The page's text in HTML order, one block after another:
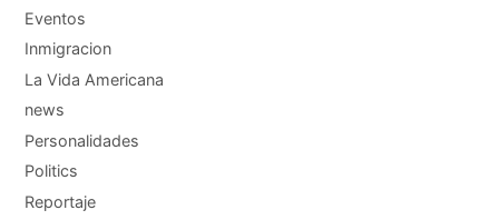
Eventos
Inmigracion
La Vida Americana
news
Personalidades
Politics
Reportaje